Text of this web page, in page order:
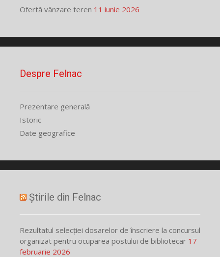
Ofertă vânzare teren 11 iunie 2026
Despre Felnac
Prezentare generală
Istoric
Date geografice
Știrile din Felnac
Rezultatul selecției dosarelor de înscriere la concursul
organizat pentru ocuparea postului de bibliotecar 17
februarie 2026